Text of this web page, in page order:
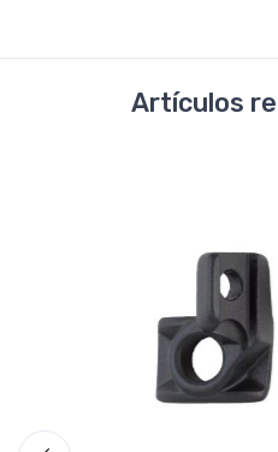
Artículos